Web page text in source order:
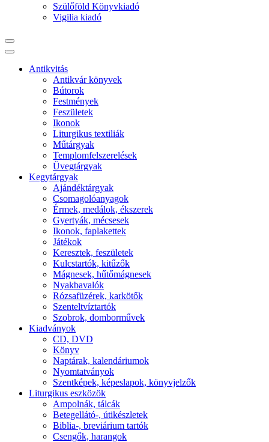
Szülőföld Könyvkiadó
Vigilia kiadó
Antikvitás
Antikvár könyvek
Bútorok
Festmények
Feszületek
Ikonok
Liturgikus textiliák
Műtárgyak
Templomfelszerelések
Üvegtárgyak
Kegytárgyak
Ajándéktárgyak
Csomagolóanyagok
Érmek, medálok, ékszerek
Gyertyák, mécsesek
Ikonok, faplakettek
Játékok
Keresztek, feszületek
Kulcstartók, kitűzők
Mágnesek, hűtőmágnesek
Nyakbavalók
Rózsafüzérek, karkötők
Szenteltvíztartók
Szobrok, domborművek
Kiadványok
CD, DVD
Könyv
Naptárak, kalendáriumok
Nyomtatványok
Szentképek, képeslapok, könyvjelzők
Liturgikus eszközök
Ampolnák, tálcák
Betegellátó-, útikészletek
Biblia-, breviárium tartók
Csengők, harangok